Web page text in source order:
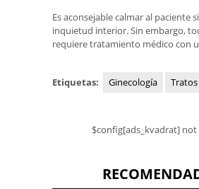
Es aconsejable calmar al paciente
inquietud interior. Sin embargo,
requiere tratamiento médico con
Etiquetas: Ginecología Tratos
$config[ads_kvadrat]